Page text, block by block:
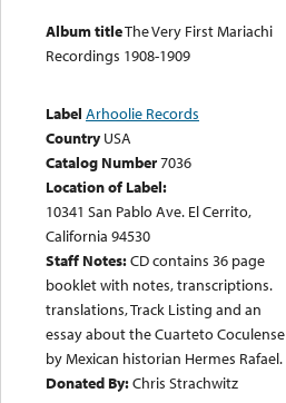
Album titleThe Very First Mariachi
Recordings 1908-1909
Label Arhoolie Records
Country USA
Catalog Number7036
Location of Label:
10341 San Pablo Ave. El Cerrito,
California 94530
Staff Notes:CD contains 36 page
booklet with notes, transcriptions.
translations, Track Listing and an
essay about the Cuarteto Coculense
by Mexican historian Hermes Rafael.
Donated By:Chris Strachwitz